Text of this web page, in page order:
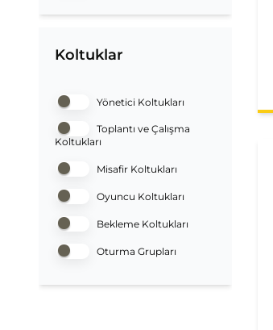
Koltuklar
Yönetici Koltukları
Toplantı ve Çalışma
Koltukları
Misafir Koltukları
Oyuncu Koltukları
Bekleme Koltukları
Oturma Grupları